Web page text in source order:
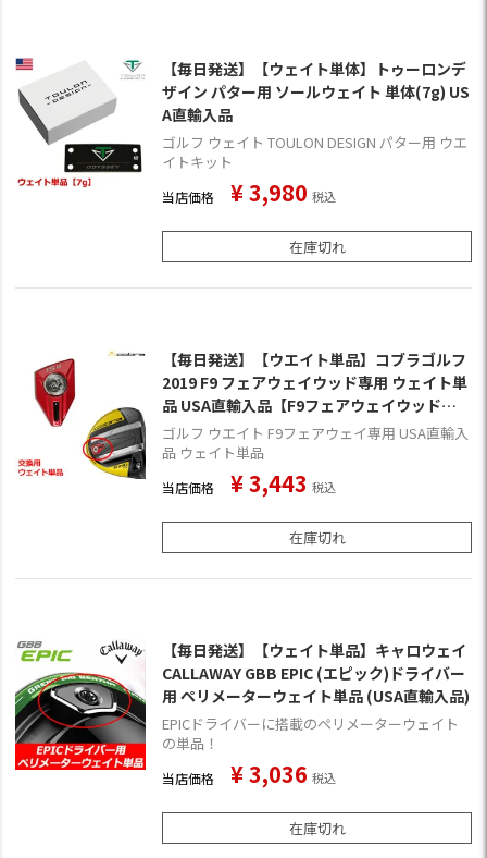
【毎日発送】【ウェイト単体】トゥーロンデ
ザイン パター用 ソールウェイト 単体(7g) US
A直輸入品
ゴルフ ウェイト TOULON DESIGN パター用 ウエ
イトキット
当店価格 ¥3,980 税込
在庫切れ
【毎日発送】【ウエイト単品】コブラゴルフ
2019 F9 フェアウェイウッド専用 ウェイト単
品 USA直輸入品【F9フェアウェイウッド専
用】【10g,15g,19g】
ゴルフ ウエイト F9フェアウェイ専用 USA直輸入
品 ウェイト単品
当店価格 ¥3,443 税込
在庫切れ
【毎日発送】【ウェイト単品】キャロウェイ
CALLAWAY GBB EPIC (エピック)ドライバー
用 ペリメーターウェイト単品 (USA直輸入品)
EPICドライバーに搭載のペリメーターウェイト
の単品！
当店価格 ¥3,036 税込
在庫切れ